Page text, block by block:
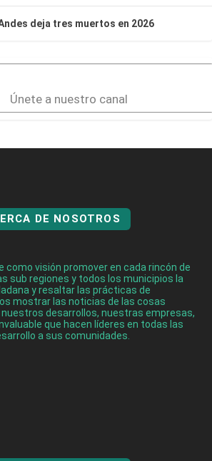
deja tres muertos en 2026
Únete a nuestro canal
DE NOSOTROS
como visión promover en cada rincón de
sub regiones y todos los municipios la
y resaltar las prácticas de
mostrar las noticias de las cosas
desarrollos, nuestras empresas,
que hacen líderes en todas las
a sus comunidades.